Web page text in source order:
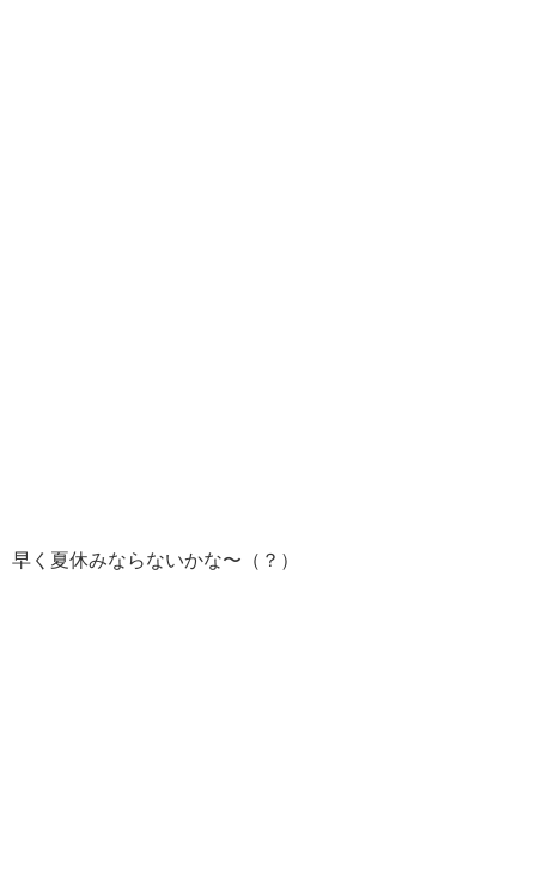
早く夏休みならないかな〜（？）